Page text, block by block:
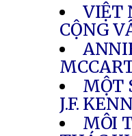
VIỆT
CỘNG
MỘT
J.F.
MÔI